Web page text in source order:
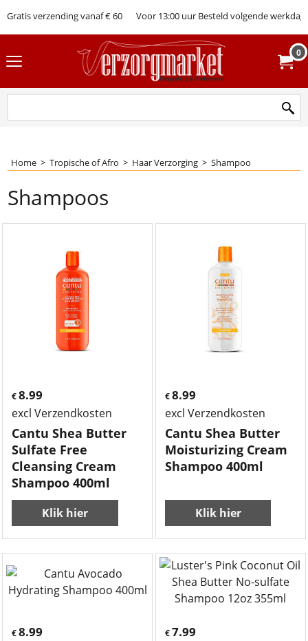
Gratis verzending vanaf € 60 Voor 13:00 uur Besteld volgende werkdag
0
Home > Tropische of Afro > Haar Verzorging > Shampoo
Shampoos
€ 8.99
excl Verzendkosten
Cantu Shea Butter
Sulfate Free
Cleansing Cream
Shampoo 400ml
Klik hier
€8.99
excl Verzendkosten
Cantu Shea Butter
Moisturizing Cream
Shampoo 400ml
Klik hier
€ 8.99 €7.99